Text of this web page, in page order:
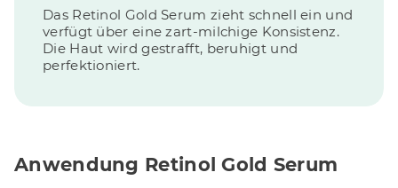
Das Retinol Gold Serum zieht schnell ein und
verfügt über eine zart-milchige Konsistenz.
Die Haut wird gestrafft, beruhigt und
perfektioniert.
Anwendung Retinol Gold Serum